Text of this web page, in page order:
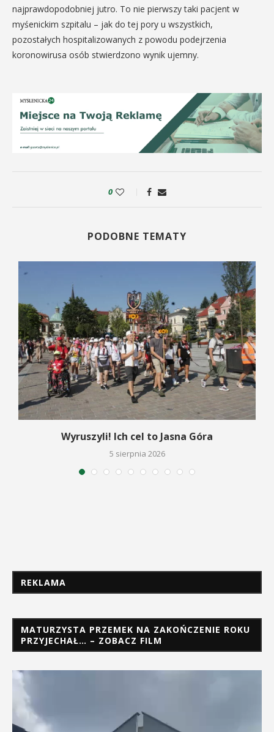
najprawdopodobniej jutro. To nie pierwszy taki pacjent w
myśenickim szpitalu – jak do tej pory u wszystkich,
pozostałych hospitalizowanych z powodu podejrzenia
koronowirusa osób stwierdzono wynik ujemny.
0
PODOBNE TEMATY
Wyruszyli! Ich cel to Jasna Góra
5 sierpnia 2026
REKLAMA
MATURZYSTA PRZEMEK NA ZAKOŃCZENIE ROKU
PRZYJECHAŁ… – ZOBACZ FILM
Odtwarzacz